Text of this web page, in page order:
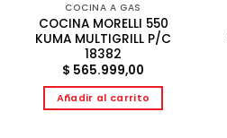
COCINA A GAS
COCINA MORELLI 550
KUMA MULTIGRILL P/C
18382
$ 565.999,00
Añadir al carrito